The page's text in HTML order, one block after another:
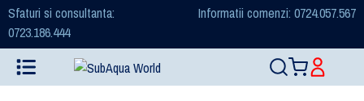
Sfaturi si consultanta:
0723.186.444
Informatii comenzi: 0724.057.567